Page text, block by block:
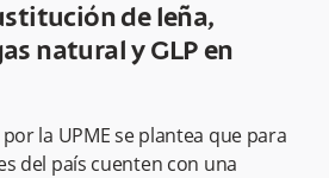
de leña,
natural y GLP en
la UPME se plantea que para
del país cuenten con una